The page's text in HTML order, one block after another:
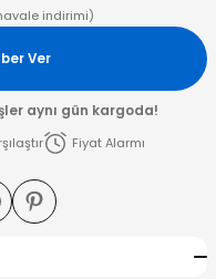
indirimi)
Ver
aynı gün kargoda!
Fiyat Alarmı